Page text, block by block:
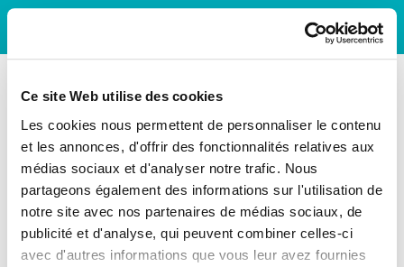
Ce site Web utilise des cookies
Les cookies nous permettent de personnaliser le contenu
et les annonces, d'offrir des fonctionnalités relatives aux
médias sociaux et d'analyser notre trafic. Nous
partageons également des informations sur l'utilisation de
notre site avec nos partenaires de médias sociaux, de
publicité et d'analyse, qui peuvent combiner celles-ci
avec d'autres informations que vous leur avez fournies